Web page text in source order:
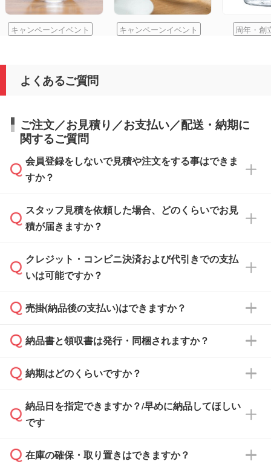
キャンペーンイベント キャンペーンイベント 周年・創
よくあるご質問
ご注文／お見積り／お支払い／配送・納期に
関するご質問
会員登録をしないで見積や注文をする事はできま
すか？
可能です。見積・注文フォームにて『ゲストの
まま進む』ボタンからお進みのうえ、ご依頼く
スタッフ見積を依頼した場合、どのくらいでお見
積が届きますか？
通常、翌営業日までにお送りしております。混
雑状況によっては、お時間をいただくこともご
依頼いただいた場合は、翌営業日以降のご連絡
クレジット・コンビニ決済および代引きでの支払
いは可能ですか？
銀行振込のみのご対応となります。
売掛(納品後の支払い)はできますか？
基本的には先入金をお願いしておりますが、自
どの場合は、月末締め翌月末払いに対応可能で
また、卒業・卒園記念品で対策委員会や個人様
校や幼稚園・保育園であれば、同様の条件でご
納品書と領収書は発行・同梱されますか？
納品書・領収書は ご依頼をいただいた場合の
ず、通常はPDFデータをメール添付でお送りし
ます。
たは注文フォームの『ご注文に関する備考欄』
納期はどのくらいですか？
・印刷する場合(500個程度)
ご入金、イメージ画像の校了から約2週間～2
納品日を指定できますか？/早めに納品してほしい
です
ご希望の納期がある場合は、お問い合わせ・お
在庫の確保・取り置きはできますか？